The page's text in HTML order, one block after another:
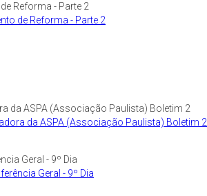
de Reforma - Parte 2
da ASPA (Associação Paulista) Boletim 2
Geral - 9º Dia